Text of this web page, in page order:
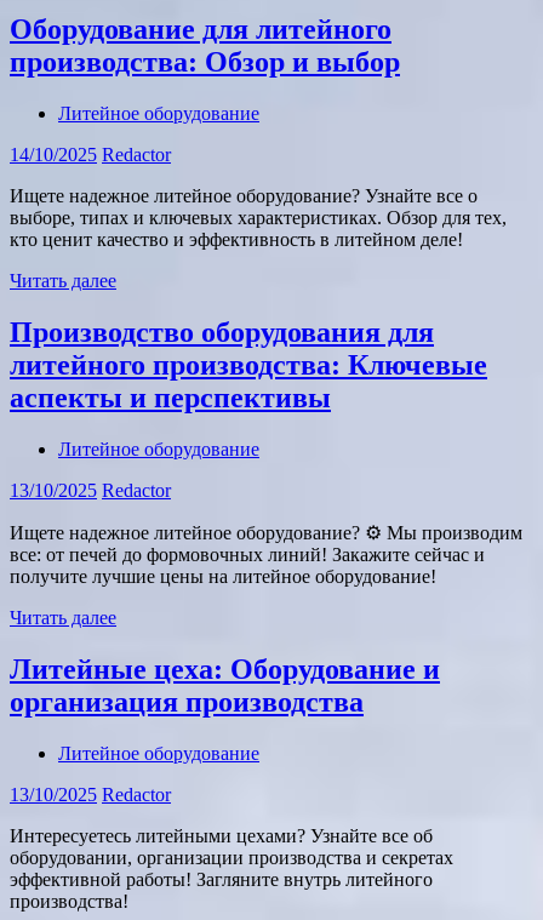
Оборудование для литейного
производства: Обзор и выбор
Литейное оборудование
14/10/2025 Redactor
Ищете надежное литейное оборудование? Узнайте все о
выборе, типах и ключевых характеристиках. Обзор для тех,
кто ценит качество и эффективность в литейном деле!
Читать далее
Производство оборудования для
литейного производства: Ключевые
аспекты и перспективы
Литейное оборудование
13/10/2025 Redactor
Ищете надежное литейное оборудование? ⚙ Мы производим
все: от печей до формовочных линий! Закажите сейчас и
получите лучшие цены на литейное оборудование!
Читать далее
Литейные цеха: Оборудование и
организация производства
Литейное оборудование
13/10/2025 Redactor
Интересуетесь литейными цехами? Узнайте все об
оборудовании, организации производства и секретах
эффективной работы! Загляните внутрь литейного
производства!